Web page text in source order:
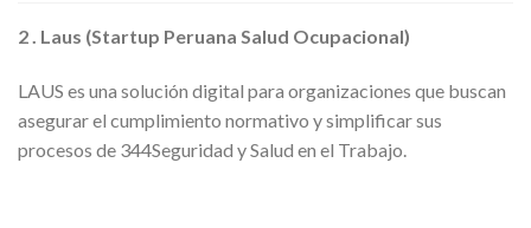
2 . Laus (Startup Peruana Salud Ocupacional)
LAUS es una solución digital para organizaciones que buscan
asegurar el cumplimiento normativo y simplificar sus
procesos de 344Seguridad y Salud en el Trabajo.